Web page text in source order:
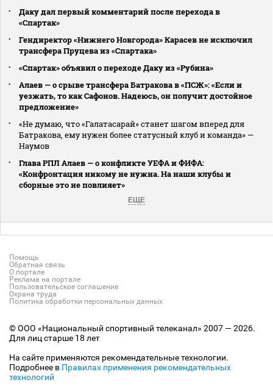
Даку дал первый комментарий после перехода в
«Спартак»
Гендиректор «Нижнего Новгорода» Карасев не исключил
трансфера Пруцева из «Спартака»
«Спартак» объявил о переходе Даку из «Рубина»
Алаев — о срыве трансфера Батракова в «ПСЖ»: «Если и
уезжать, то как Сафонов. Надеюсь, он получит достойное
предложение»
«Не думаю, что «Галатасарай» станет шагом вперед для
Батракова, ему нужен более статусный клуб и команда» —
Наумов
Глава РПЛ Алаев — о конфликте УЕФА и ФИФА:
«Конфронтация никому не нужна. На наши клубы и
сборные это не повлияет»
ЕЩЕ
Помощь
Обратная связь
О портале
Реклама на портале
Пользовательское соглашение
Охрана труда
Политика обработки персональных данных
© ООО «Национальный спортивный телеканал» 2007 — 2026.
Для лиц старше 18 лет
На сайте применяются рекомендательные технологии.
Подробнее в Правилах применения рекомендательных
технологий